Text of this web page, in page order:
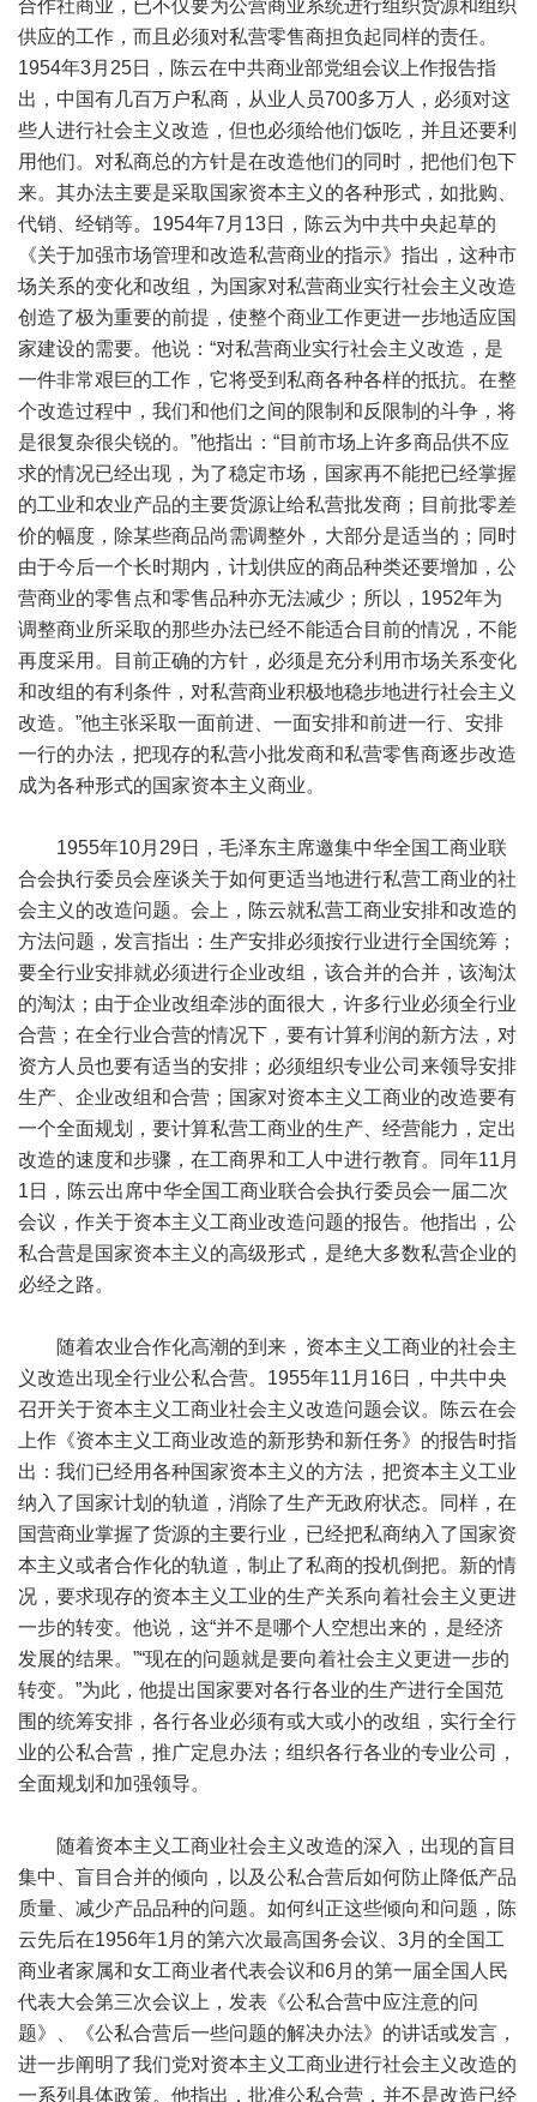
合作社商业，已不仅要为公营商业系统进行组织货源和组织
供应的工作，而且必须对私营零售商担负起同样的责任。
1954年3月25日，陈云在中共商业部党组会议上作报告指
出，中国有几百万户私商，从业人员700多万人，必须对这
些人进行社会主义改造，但也必须给他们饭吃，并且还要利
用他们。对私商总的方针是在改造他们的同时，把他们包下
来。其办法主要是采取国家资本主义的各种形式，如批购、
代销、经销等。1954年7月13日，陈云为中共中央起草的
《关于加强市场管理和改造私营商业的指示》指出，这种市
场关系的变化和改组，为国家对私营商业实行社会主义改造
创造了极为重要的前提，使整个商业工作更进一步地适应国
家建设的需要。他说：“对私营商业实行社会主义改造，是
一件非常艰巨的工作，它将受到私商各种各样的抵抗。在整
个改造过程中，我们和他们之间的限制和反限制的斗争，将
是很复杂很尖锐的。”他指出：“目前市场上许多商品供不应
求的情况已经出现，为了稳定市场，国家再不能把已经掌握
的工业和农业产品的主要货源让给私营批发商；目前批零差
价的幅度，除某些商品尚需调整外，大部分是适当的；同时
由于今后一个长时期内，计划供应的商品种类还要增加，公
营商业的零售点和零售品种亦无法减少；所以，1952年为
调整商业所采取的那些办法已经不能适合目前的情况，不能
再度采用。目前正确的方针，必须是充分利用市场关系变化
和改组的有利条件，对私营商业积极地稳步地进行社会主义
改造。”他主张采取一面前进、一面安排和前进一行、安排
一行的办法，把现存的私营小批发商和私营零售商逐步改造
成为各种形式的国家资本主义商业。
1955年10月29日，毛泽东主席邀集中华全国工商业联
合会执行委员会座谈关于如何更适当地进行私营工商业的社
会主义的改造问题。会上，陈云就私营工商业安排和改造的
方法问题，发言指出：生产安排必须按行业进行全国统筹；
要全行业安排就必须进行企业改组，该合并的合并，该淘汰
的淘汰；由于企业改组牵涉的面很大，许多行业必须全行业
合营；在全行业合营的情况下，要有计算利润的新方法，对
资方人员也要有适当的安排；必须组织专业公司来领导安排
生产、企业改组和合营；国家对资本主义工商业的改造要有
一个全面规划，要计算私营工商业的生产、经营能力，定出
改造的速度和步骤，在工商界和工人中进行教育。同年11月
1日，陈云出席中华全国工商业联合会执行委员会一届二次
会议，作关于资本主义工商业改造问题的报告。他指出，公
私合营是国家资本主义的高级形式，是绝大多数私营企业的
必经之路。
随着农业合作化高潮的到来，资本主义工商业的社会主
义改造出现全行业公私合营。1955年11月16日，中共中央
召开关于资本主义工商业社会主义改造问题会议。陈云在会
上作《资本主义工商业改造的新形势和新任务》的报告时指
出：我们已经用各种国家资本主义的方法，把资本主义工业
纳入了国家计划的轨道，消除了生产无政府状态。同样，在
国营商业掌握了货源的主要行业，已经把私商纳入了国家资
本主义或者合作化的轨道，制止了私商的投机倒把。新的情
况，要求现存的资本主义工业的生产关系向着社会主义更进
一步的转变。他说，这“并不是哪个人空想出来的，是经济
发展的结果。”“现在的问题就是要向着社会主义更进一步的
转变。”为此，他提出国家要对各行各业的生产进行全国范
围的统筹安排，各行各业必须有或大或小的改组，实行全行
业的公私合营，推广定息办法；组织各行各业的专业公司，
全面规划和加强领导。
随着资本主义工商业社会主义改造的深入，出现的盲目
集中、盲目合并的倾向，以及公私合营后如何防止降低产品
质量、减少产品品种的问题。如何纠正这些倾向和问题，陈
云先后在1956年1月的第六次最高国务会议、3月的全国工
商业者家属和女工商业者代表会议和6月的第一届全国人民
代表大会第三次会议上，发表《公私合营中应注意的问
题》、《公私合营后一些问题的解决办法》的讲话或发言，
进一步阐明了我们党对资本主义工商业进行社会主义改造的
一系列具体政策。他指出，批准公私合营，并不是改造已经